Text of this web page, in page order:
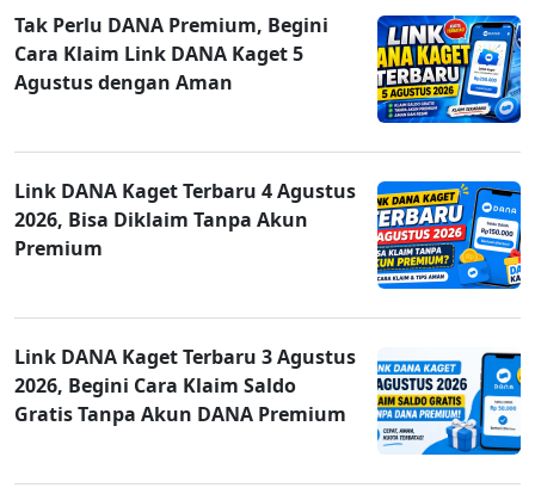
Tak Perlu DANA Premium, Begini
Cara Klaim Link DANA Kaget 5
Agustus dengan Aman
Link DANA Kaget Terbaru 4 Agustus
2026, Bisa Diklaim Tanpa Akun
Premium
Link DANA Kaget Terbaru 3 Agustus
2026, Begini Cara Klaim Saldo
Gratis Tanpa Akun DANA Premium